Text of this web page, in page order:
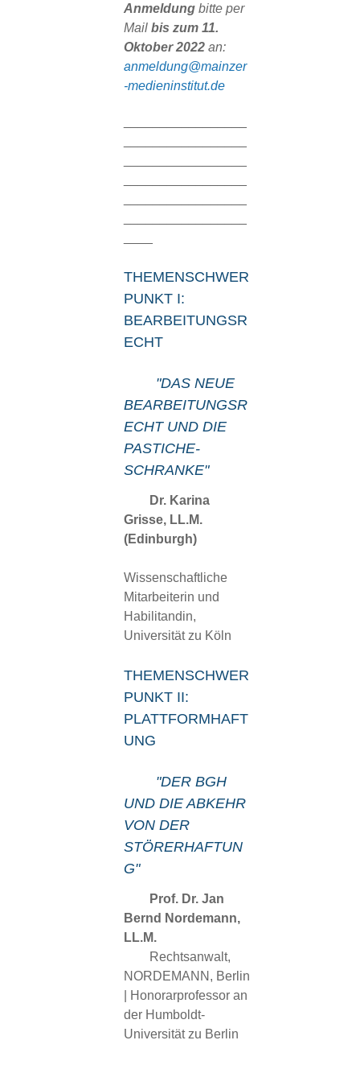
Anmeldungbitte per
Mail bis zum 11.
Oktober 2022 an:
anmeldung@mainzer
-medieninstitut.de
THEMENSCHWER
PUNKT I:
BEARBEITUNGSR
ECHT
"DAS NEUE
BEARBEITUNGSR
ECHT UND DIE
PASTICHE-
SCHRANKE"
Dr. Karina
Grisse, LL.M.
(Edinburgh)
Wissenschaftliche
Mitarbeiterin und
Habilitandin,
Universität zu Köln
THEMENSCHWER
PUNKT II:
PLATTFORMHAFT
UNG
"DER BGH
UND DIE ABKEHR
VON DER
STÖRERHAFTUN
G"
Prof. Dr. Jan
Bernd Nordemann,
LL.M.
Rechtsanwalt,
NORDEMANN, Berlin
| Honorarprofessor an
der Humboldt-
Universität zu Berlin